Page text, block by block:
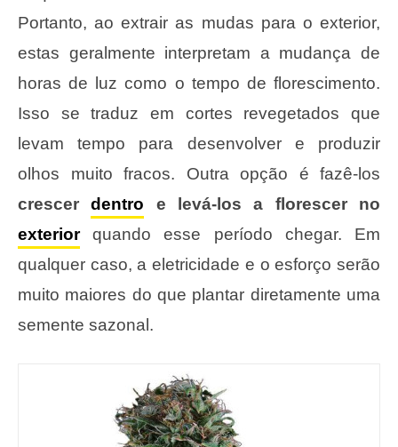
Portanto, ao extrair as mudas para o exterior,
estas geralmente interpretam a mudança de
horas de luz como o tempo de florescimento.
Isso se traduz em cortes revegetados que
levam tempo para desenvolver e produzir
olhos muito fracos. Outra opção é fazê-los
crescerdentro e levá-los a florescer no
exteriorquando esse período chegar. Em
qualquer caso, a eletricidade e o esforço serão
muito maiores do que plantar diretamente uma
semente sazonal.